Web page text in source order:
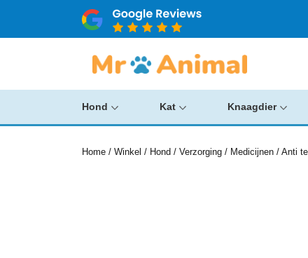
Hond Kat Knaagdier
Home / Winkel / Hond / Verzorging / Medicijnen / Anti